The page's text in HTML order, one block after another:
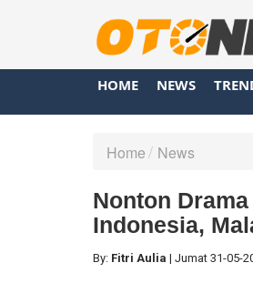
HOME NEWS
Home News
Nonton
Indonesia,
By: Fitri Aulia | Jumat 31-05-